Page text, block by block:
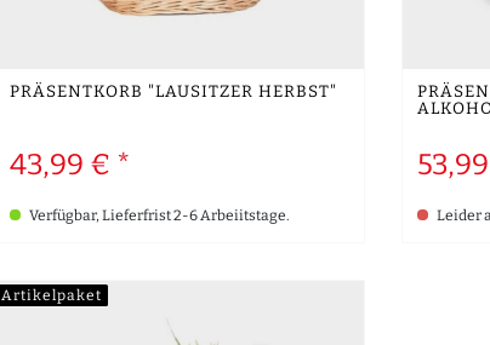
PRÄSENTKORB "LAUSITZER HERBST"
43,99 € *
Verfügbar, Lieferfrist 2-6 Arbeiitstage. Leider
Artikelpaket